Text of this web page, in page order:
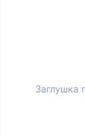
Заглушка